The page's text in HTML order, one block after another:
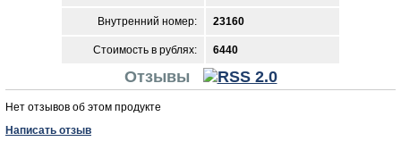
Внутренний номер: 23160
Стоимость в рублях: 6440
Отзывы
Нет отзывов об этом продукте
Написать отзыв